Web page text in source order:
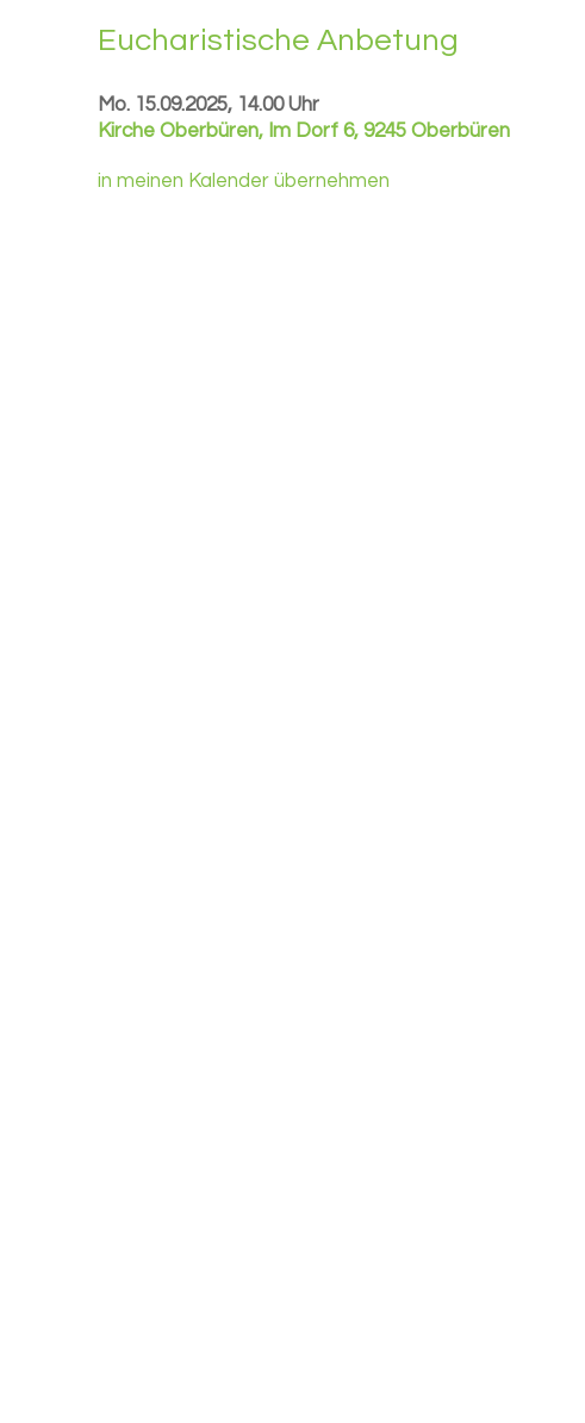
Eu­cha­ris­ti­sche An­be­tung
Mo. 15.09.2025, 14.00 Uhr
Kirche Oberbüren, Im Dorf 6, 9245 Oberbüren
in meinen Kalender übernehmen